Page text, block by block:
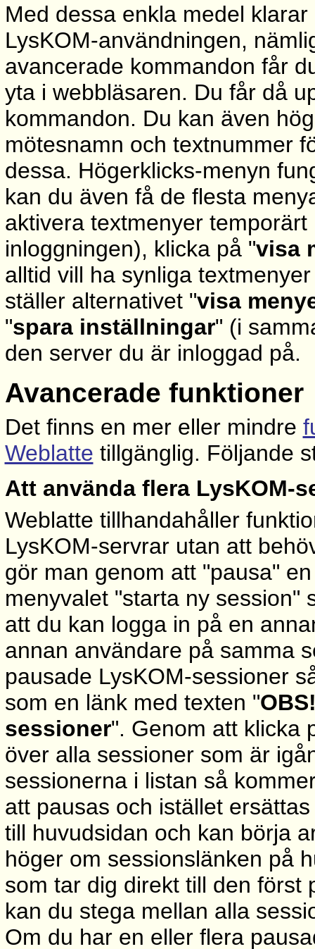
Med dessa enkla medel
LysKOM-användningen,
avancerade kommandon får
yta i webbläsaren. Du får då
kommandon. Du kan även
mötesnamn och textnummer
dessa. Högerklicks-menyn
kan du även få de flesta
aktivera textmenyer
inloggningen), klicka på "visa
alltid vill ha synliga
ställer alternativet "visa
"spara inställningar" (i
den server du är inloggad på.
Avancerade funktioner
Det finns en mer eller mindre
Weblatte tillgänglig. Följande
Att använda flera LysKOM-
Weblatte tillhandahåller
LysKOM-servrar utan att
gör man genom att "pausa"
menyvalet "starta ny session"
att du kan logga in på en
annan användare på samma
pausade LysKOM-sessioner
som en länk med texten "
sessioner". Genom att klicka
över alla sessioner som är
sessionerna i listan så
att pausas och istället
till huvudsidan och kan börja
höger om sessionslänken på
som tar dig direkt till den först
kan du stega mellan alla
Om du har en eller flera